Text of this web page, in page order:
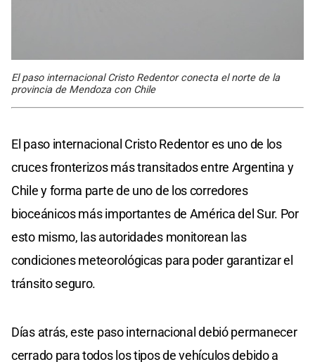
El paso internacional Cristo Redentor conecta el norte de la
provincia de Mendoza con Chile
El paso internacional Cristo Redentor es uno de los
cruces fronterizos más transitados entre Argentina y
Chile y forma parte de uno de los corredores
bioceánicos más importantes de América del Sur. Por
esto mismo, las autoridades monitorean las
condiciones meteorológicas para poder garantizar el
tránsito seguro.
Días atrás, este paso internacional debió permanecer
cerrado para todos los tipos de vehículos debido a